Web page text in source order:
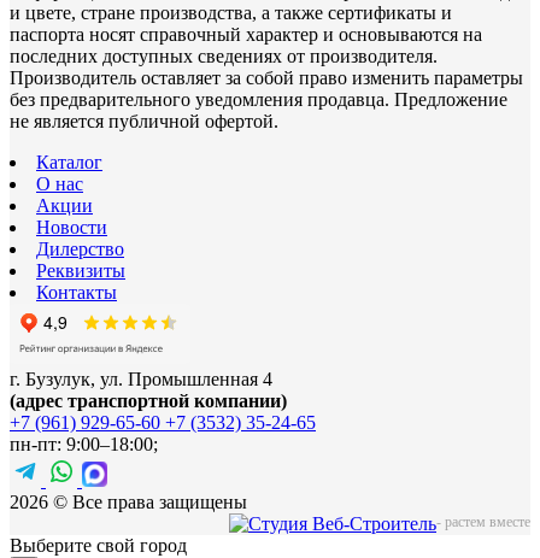
и цвете, стране производства, а также сертификаты и
паспорта носят справочный характер и основываются на
последних доступных сведениях от производителя.
Производитель оставляет за собой право изменить параметры
без предварительного уведомления продавца. Предложение
не является публичной офертой.
Каталог
О нас
Акции
Новости
Дилерство
Реквизиты
Контакты
г. Бузулук, ул. Промышленная 4
(адрес транспортной компании)
+7 (961) 929-65-60 +7 (3532) 35-24-65
пн-пт: 9:00–18:00;
2026 © Все права защищены
- растем вместе
Выберите свой город